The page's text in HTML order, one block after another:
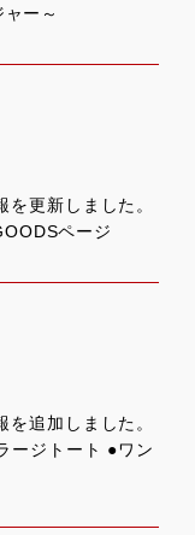
ー～
更新しました。
ページ
追加しました。
ージトート ●ワン